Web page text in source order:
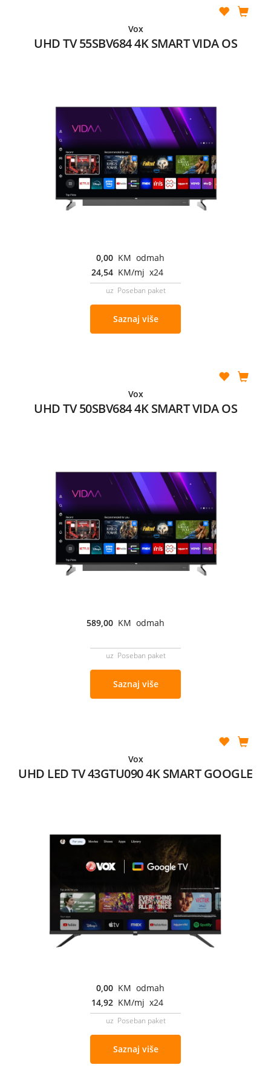
Vox
UHD TV 55SBV684 4K SMART VIDA OS
0,00 KM odmah
24,54 KM/mj x24
uz Poseban paket
Saznaj više
Vox
UHD TV 50SBV684 4K SMART VIDA OS
589,00 KM odmah
uz Poseban paket
Saznaj više
Vox
UHD LED TV 43GTU090 4K SMART GOOGLE
0,00 KM odmah
14,92 KM/mj x24
uz Poseban paket
Saznaj više